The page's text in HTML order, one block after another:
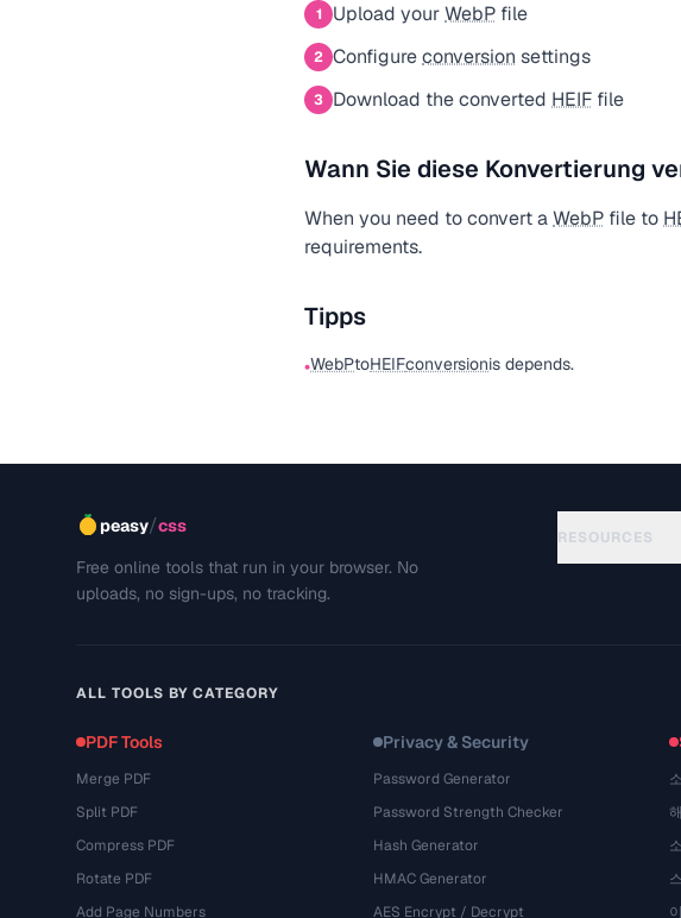
1 Upload yourWebP file
2 Configureconversion settings
3 Download the converted HEIF file
Wann Sie diese Konvertierung
When you need to convert aWebP file to
requirements.
Tipps
•WebPtoHEIFconversionis depends.
peasy/css
Free online tools that run in your browser. No
uploads, no sign-ups, no tracking.
RESOURCES
ALL TOOLS BY CATEGORY
PDF Tools
Merge PDF
Split PDF
Compress PDF
Rotate PDF
Add Page Numbers
Privacy & Security
Password Generator
Password Strength Checker
Hash Generator
HMAC Generator
AES Encrypt / Decrypt